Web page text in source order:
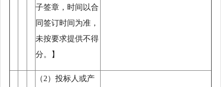
子签章，时间以合
同签订时间为准，
未按要求提供不得
分。】
（2）投标人或产